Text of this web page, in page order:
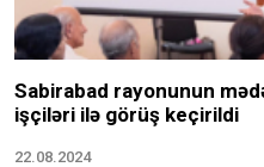
Sabirabad rayonunun
işçiləri ilə görüş keçirildi
22.08.2024